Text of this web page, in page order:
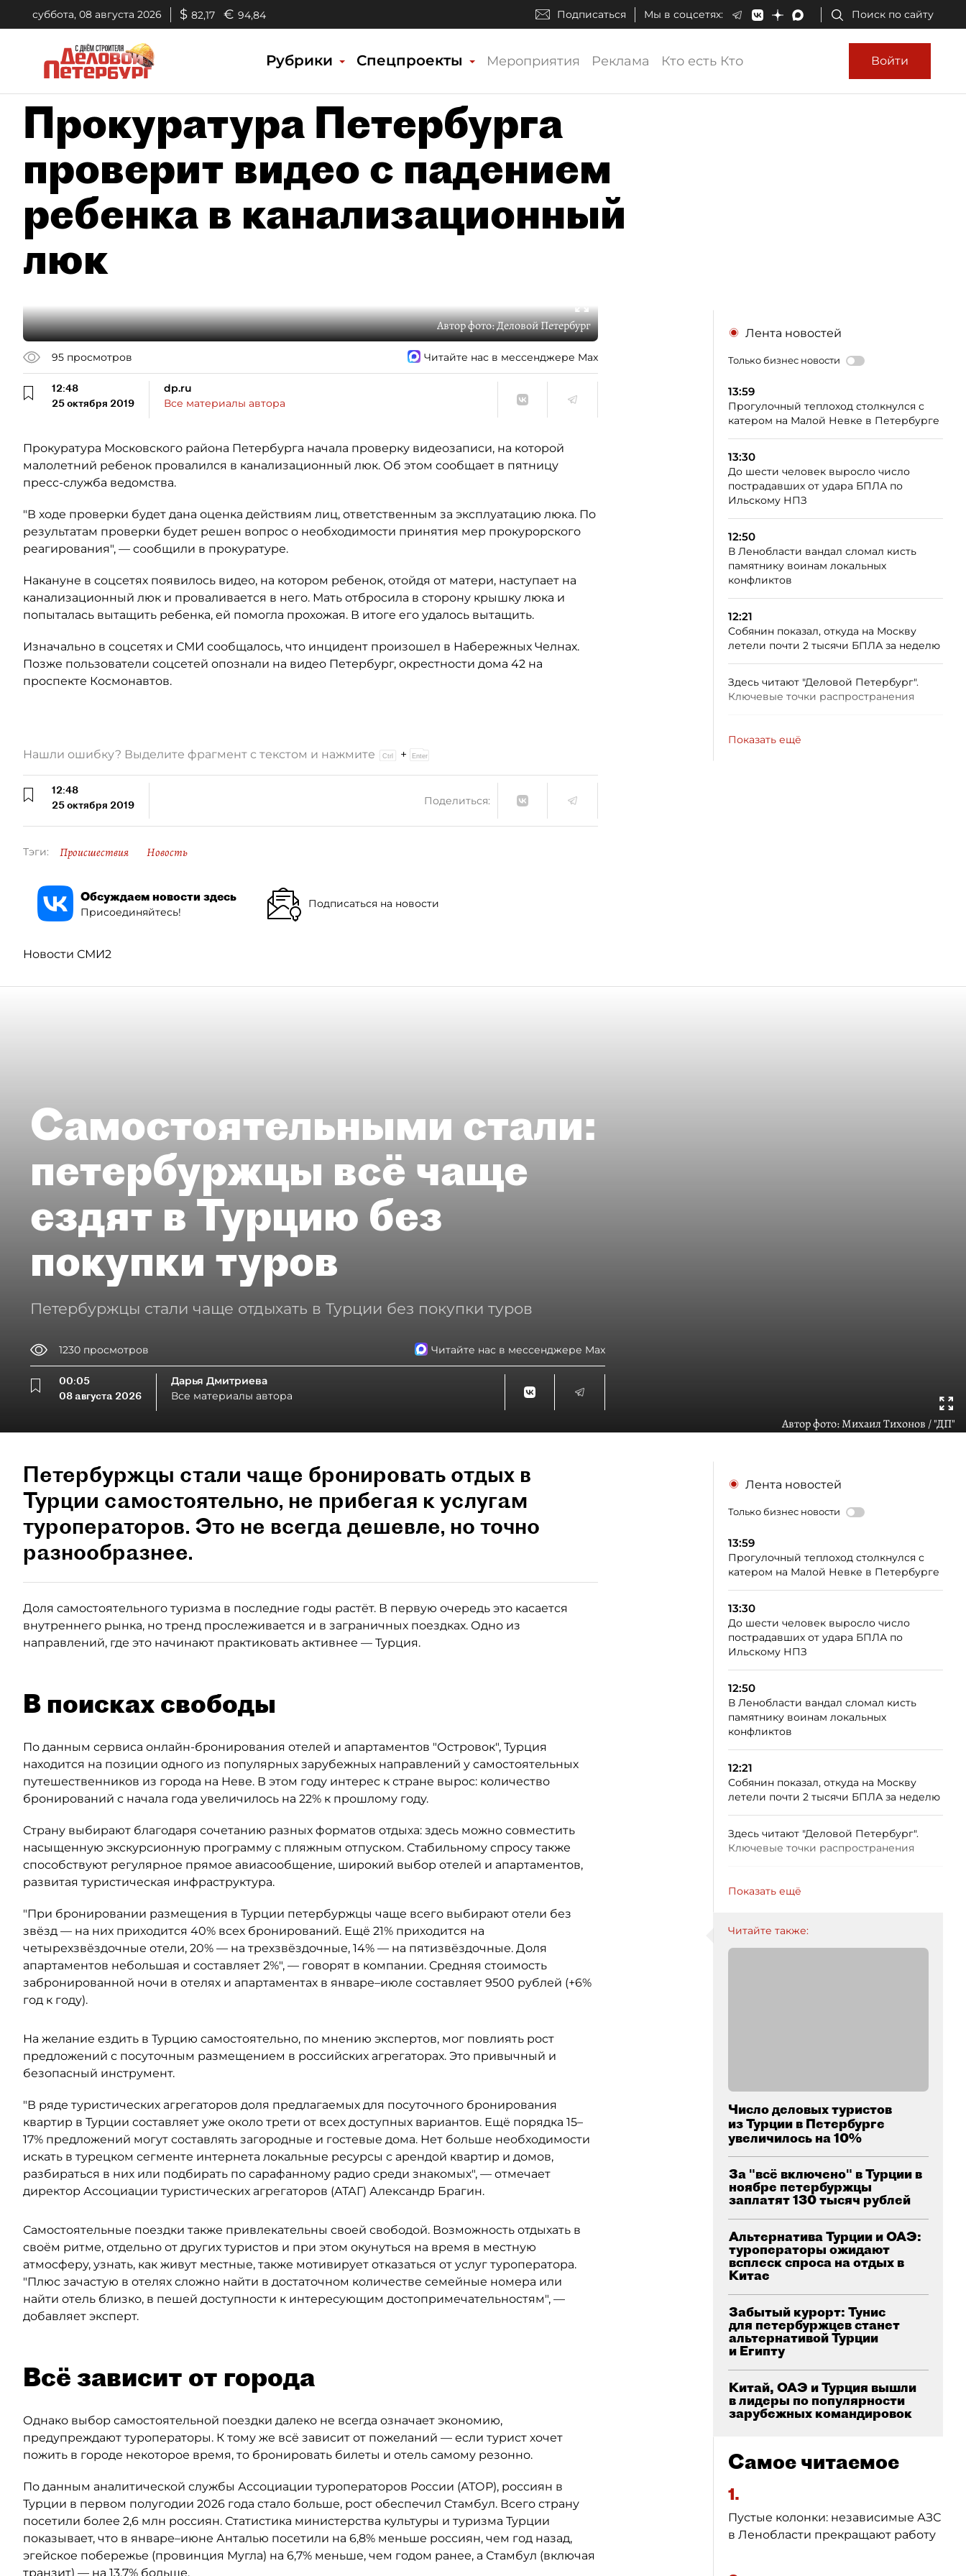
суббота, 08 августа 2026 $ 82,17 € 94,84 Подписаться Мы в соцсетях: Поиск по сайту
Рубрики Спецпроекты Мероприятия Реклама Кто есть Кто Войти
Прокуратура Петербурга
проверит видео с падением
ребенка в канализационный
люк
Автор фото:Деловой Петербург
95 просмотров Читайте нас в мессенджере Max
12:48
25 октября 2019
dp.ru
Все материалы автора
Прокуратура Московского района Петербурга начала проверку видеозаписи, на которой
малолетний ребенок провалился в канализационный люк. Об этом сообщает в пятницу
пресс-служба ведомства.
"В ходе проверки будет дана оценка действиям лиц, ответственным за эксплуатацию люка. По
результатам проверки будет решен вопрос о необходимости принятия мер прокурорского
реагирования", — сообщили в прокуратуре.
Накануне в соцсетях появилось видео, на котором ребенок, отойдя от матери, наступает на
канализационный люк и проваливается в него. Мать отбросила в сторону крышку люка и
попыталась вытащить ребенка, ей помогла прохожая. В итоге его удалось вытащить.
Изначально в соцсетях и СМИ сообщалось, что инцидент произошел в Набережных Челнах.
Позже пользователи соцсетей опознали на видео Петербург, окрестности дома 42 на
проспекте Космонавтов.
Лента новостей
Только бизнес новости
13:59
Прогулочный теплоход столкнулся с
катером на Малой Невке в Петербурге
13:30
До шести человек выросло число
пострадавших от удара БПЛА по
Ильскому НПЗ
12:50
В Ленобласти вандал сломал кисть
памятнику воинам локальных
конфликтов
12:21
Собянин показал, откуда на Москву
летели почти 2 тысячи БПЛА за неделю
Здесь читают "Деловой Петербург".
Ключевые точки распространения
Показать ещё
Нашли ошибку? Выделите фрагмент с текстом и нажмите +
12:48
25 октября 2019
Поделиться:
Тэги: Происшествия Новость
Обсуждаем новости здесь
Присоединяйтесь!
Подписаться на новости
Новости СМИ2
Самостоятельными стали:
петербуржцы всё чаще
ездят в Турцию без
покупки туров
Петербуржцы стали чаще отдыхать в Турции без покупки туров
1230 просмотров Читайте нас в мессенджере Max
00:05
08 августа 2026
Дарья Дмитриева
Все материалы автора
Автор фото:Михаил Тихонов / "ДП"
Петербуржцы стали чаще бронировать отдых в
Турции самостоятельно, не прибегая к услугам
туроператоров. Это не всегда дешевле, но точно
разнообразнее.
Доля самостоятельного туризма в последние годы растёт. В первую очередь это касается
внутреннего рынка, но тренд прослеживается и в заграничных поездках. Одно из
направлений, где это начинают практиковать активнее — Турция.
В поисках свободы
По данным сервиса онлайн-бронирования отелей и апартаментов "Островок", Турция
находится на позиции одного из популярных зарубежных направлений у самостоятельных
путешественников из города на Неве. В этом году интерес к стране вырос: количество
бронирований с начала года увеличилось на 22% к прошлому году.
Страну выбирают благодаря сочетанию разных форматов отдыха: здесь можно совместить
насыщенную экскурсионную программу с пляжным отпуском. Стабильному спросу также
способствуют регулярное прямое авиасообщение, широкий выбор отелей и апартаментов,
развитая туристическая инфраструктура.
"При бронировании размещения в Турции петербуржцы чаще всего выбирают отели без
звёзд — на них приходится 40% всех бронирований. Ещё 21% приходится на
четырехзвёздочные отели, 20% — на трехзвёздочные, 14% — на пятизвёздочные. Доля
апартаментов небольшая и составляет 2%", — говорят в компании. Средняя стоимость
забронированной ночи в отелях и апартаментах в январе–июле составляет 9500 рублей (+6%
год к году).
На желание ездить в Турцию самостоятельно, по мнению экспертов, мог повлиять рост
предложений с посуточным размещением в российских агрегаторах. Это привычный и
безопасный инструмент.
"В ряде туристических агрегаторов доля предлагаемых для посуточного бронирования
квартир в Турции составляет уже около трети от всех доступных вариантов. Ещё порядка 15–
17% предложений могут составлять загородные и гостевые дома. Нет больше необходимости
искать в турецком сегменте интернета локальные ресурсы с арендой квартир и домов,
разбираться в них или подбирать по сарафанному радио среди знакомых", — отмечает
директор Ассоциации туристических агрегаторов (АТАГ) Александр Брагин.
Самостоятельные поездки также привлекательны своей свободой. Возможность отдыхать в
своём ритме, отдельно от других туристов и при этом окунуться на время в местную
атмосферу, узнать, как живут местные, также мотивирует отказаться от услуг туроператора.
"Плюс зачастую в отелях сложно найти в достаточном количестве семейные номера или
найти отель близко, в пешей доступности к интересующим достопримечательностям", —
добавляет эксперт.
Всё зависит от города
Однако выбор самостоятельной поездки далеко не всегда означает экономию,
предупреждают туроператоры. К тому же всё зависит от пожеланий — если турист хочет
пожить в городе некоторое время, то бронировать билеты и отель самому резонно.
По данным аналитической службы Ассоциации туроператоров России (АТОР), россиян в
Турции в первом полугодии 2026 года стало больше, рост обеспечил Стамбул. Всего страну
посетили более 2,6 млн россиян. Статистика министерства культуры и туризма Турции
показывает, что в январе–июне Анталью посетили на 6,8% меньше россиян, чем год назад,
эгейское побережье (провинция Мугла) на 6,7% меньше, чем годом ранее, а Стамбул (включая
транзит) — на 13,7% больше.
Лента новостей
Только бизнес новости
13:59
Прогулочный теплоход столкнулся с
катером на Малой Невке в Петербурге
13:30
До шести человек выросло число
пострадавших от удара БПЛА по
Ильскому НПЗ
12:50
В Ленобласти вандал сломал кисть
памятнику воинам локальных
конфликтов
12:21
Собянин показал, откуда на Москву
летели почти 2 тысячи БПЛА за неделю
Здесь читают "Деловой Петербург".
Ключевые точки распространения
Показать ещё
Читайте также:
Число деловых туристов
из Турции в Петербурге
увеличилось на 10%
За "всё включено" в Турции в
ноябре петербуржцы
заплатят 130 тысяч рублей
Альтернатива Турции и ОАЭ:
туроператоры ожидают
всплеск спроса на отдых в
Китае
Забытый курорт: Тунис
для петербуржцев станет
альтернативой Турции
и Египту
Китай, ОАЭ и Турция вышли
в лидеры по популярности
зарубежных командировок
Самое читаемое
1.
Пустые колонки: независимые АЗС
в Ленобласти прекращают работу